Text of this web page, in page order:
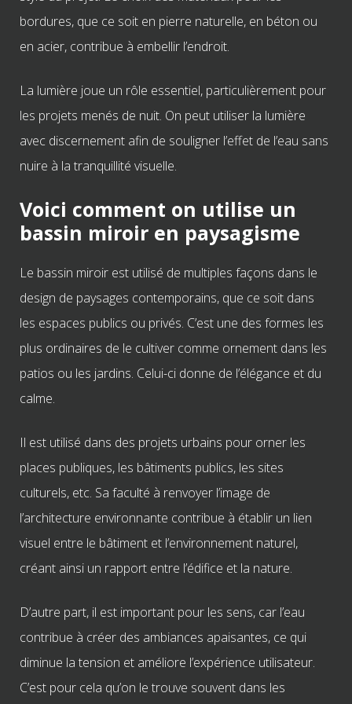
bordures, que ce soit en pierre naturelle, en béton ou
en acier, contribue à embellir l’endroit.
La lumière joue un rôle essentiel, particulièrement pour
les projets menés de nuit. On peut utiliser la lumière
avec discernement afin de souligner l’effet de l’eau sans
nuire à la tranquillité visuelle.
Voici comment on utilise un
bassin miroir en paysagisme
Le bassin miroir est utilisé de multiples façons dans le
design de paysages contemporains, que ce soit dans
les espaces publics ou privés. C’est une des formes les
plus ordinaires de le cultiver comme ornement dans les
patios ou les jardins. Celui-ci donne de l’élégance et du
calme.
Il est utilisé dans des projets urbains pour orner les
places publiques, les bâtiments publics, les sites
culturels, etc. Sa faculté à renvoyer l’image de
l’architecture environnante contribue à établir un lien
visuel entre le bâtiment et l’environnement naturel,
créant ainsi un rapport entre l’édifice et la nature.
D’autre part, il est important pour les sens, car l’eau
contribue à créer des ambiances apaisantes, ce qui
diminue la tension et améliore l’expérience utilisateur.
C’est pour cela qu’on le trouve souvent dans les